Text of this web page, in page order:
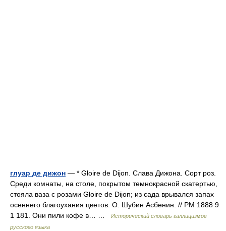
глуар де дижон — * Gloire de Dijon. Слава Дижона. Сорт роз.
Среди комнаты, на столе, покрытом темнокрасной скатертью,
стояла ваза с розами Gloire de Dijon; из сада врывался запах
осеннего благоухания цветов. О. Шубин Асбенин. // РМ 1888 9
1 181. Они пили кофе в… …
Исторический словарь галлицизмов
русского языка